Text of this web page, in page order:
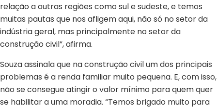
relação a outras regiões como sul e sudeste, e temos
muitas pautas que nos afligem aqui, não só no setor da
indústria geral, mas principalmente no setor da
construção civil”, afirma.
Souza assinala que na construção civil um dos principais
problemas é a renda familiar muito pequena. E, com isso,
não se consegue atingir o valor mínimo para quem quer
se habilitar a uma moradia. “Temos brigado muito para